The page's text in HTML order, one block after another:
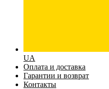
UA
Оплата и доставка
Гарантии и возврат
Контакты